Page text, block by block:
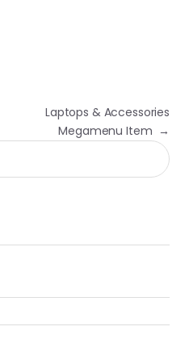
Laptops & Accessories
Megamenu Item →